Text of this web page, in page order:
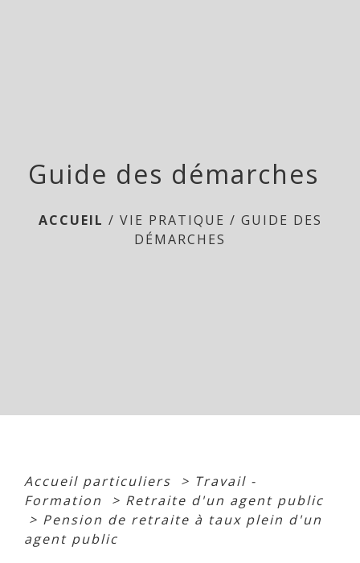
Guide des démarches
ACCUEIL / VIE PRATIQUE / GUIDE DES
DÉMARCHES
Accueil particuliers > Travail -
Formation
> Retraite d'un agent public
> Pension de retraite à taux plein d'un
agent public